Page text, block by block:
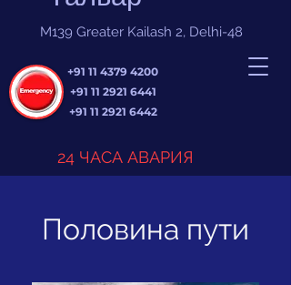
+91 11 4379 4200
+91 11 2921 6441
+91 11 2921 6442
24 ЧАСА АВАРИЯ
M139 Greater Kailash 2, Delhi-48
Половина пути